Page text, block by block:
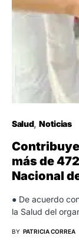
Salud Noticias
Contribuye
más de
Nacional
● De acuerdo
la Salud del
BY PATRICIA CORREA